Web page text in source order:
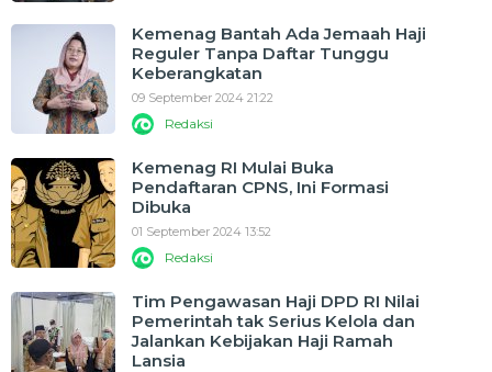
Kemenag Bantah Ada Jemaah Haji
Reguler Tanpa Daftar Tunggu
Keberangkatan
09 September 2024 21:22
Redaksi
Kemenag RI Mulai Buka
Pendaftaran CPNS, Ini Formasi
Dibuka
01 September 2024 13:52
Redaksi
Tim Pengawasan Haji DPD RI Nilai
Pemerintah tak Serius Kelola dan
Jalankan Kebijakan Haji Ramah
Lansia